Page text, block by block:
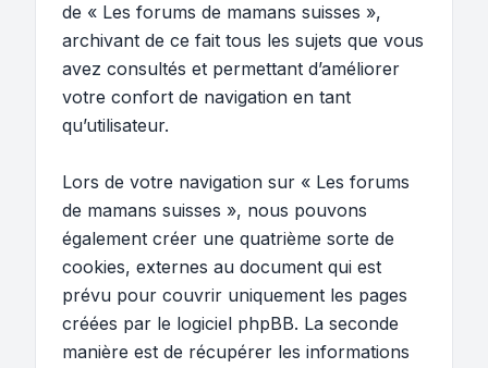
de « Les forums de mamans suisses »,
archivant de ce fait tous les sujets que vous
avez consultés et permettant d’améliorer
votre confort de navigation en tant
qu’utilisateur.
Lors de votre navigation sur « Les forums
de mamans suisses », nous pouvons
également créer une quatrième sorte de
cookies, externes au document qui est
prévu pour couvrir uniquement les pages
créées par le logiciel phpBB. La seconde
manière est de récupérer les informations